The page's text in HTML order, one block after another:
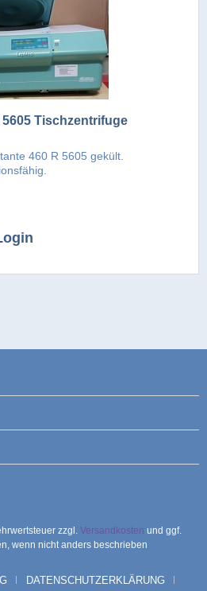
Tischzentrifuge
460 R 5605 gekült.
zzgl. Versandkosten und ggf.
wenn nicht anders beschrieben
DATENSCHUTZERKLÄRUNG